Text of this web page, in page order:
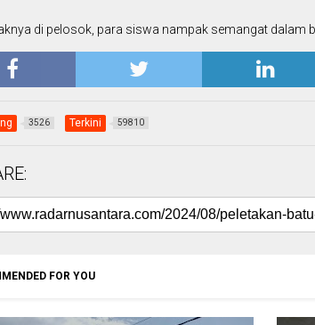
di pelosok, para siswa nampak semangat dalam
3526 Terkini 59810
FOR YOU